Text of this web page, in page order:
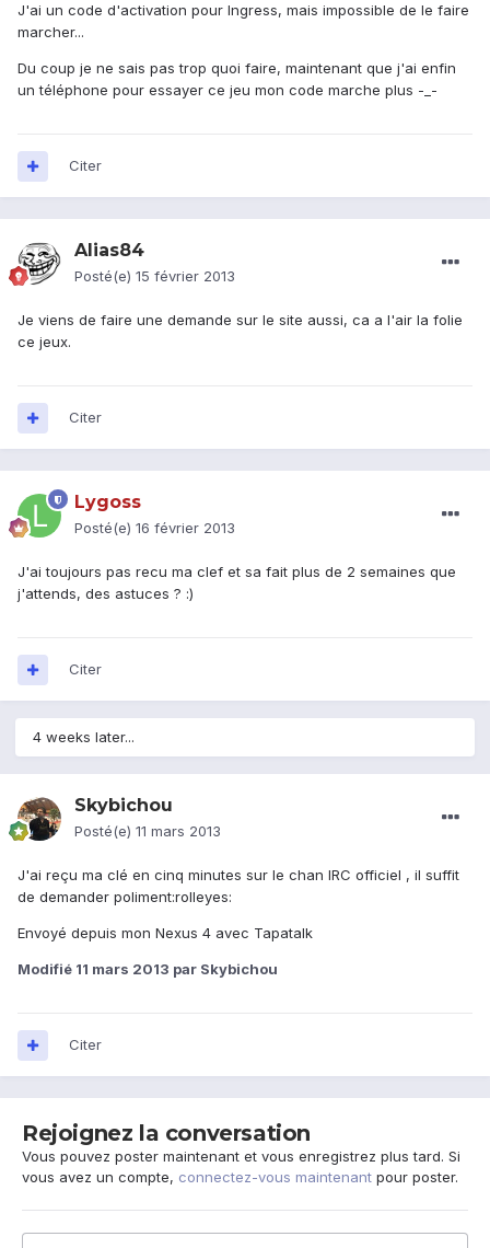
J'ai un code d'activation pour Ingress, mais impossible de le faire
marcher...
Du coup je ne sais pas trop quoi faire, maintenant que j'ai enfin
un téléphone pour essayer ce jeu mon code marche plus -_-
Citer
Alias84
Posté(e) 15 février 2013
Je viens de faire une demande sur le site aussi, ca a l'air la folie
ce jeux.
Citer
Lygoss
Posté(e) 16 février 2013
J'ai toujours pas recu ma clef et sa fait plus de 2 semaines que
j'attends, des astuces ? :)
Citer
4 weeks later...
Skybichou
Posté(e) 11 mars 2013
J'ai reçu ma clé en cinq minutes sur le chan IRC officiel , il suffit
de demander poliment:rolleyes:
Envoyé depuis mon Nexus 4 avec Tapatalk
Modifié 11 mars 2013 par Skybichou
Citer
Rejoignez la conversation
Vous pouvez poster maintenant et vous enregistrez plus tard. Si
vous avez un compte, connectez-vous maintenant pour poster.